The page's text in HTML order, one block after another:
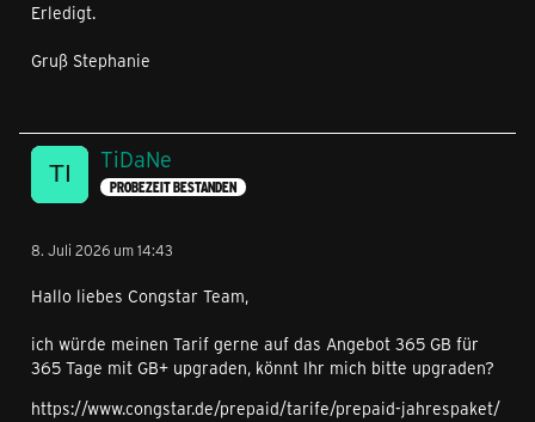
Erledigt.
Gruß Stephanie
TiDaNe
PROBEZEIT BESTANDEN
8. Juli 2026 um 14:43
Hallo liebes Congstar Team,
ich würde meinen Tarif gerne auf das Angebot 365 GB für
365 Tage mit GB+ upgraden, könnt Ihr mich bitte upgraden?
https://www.congstar.de/prepaid/tarife/prepaid-jahrespaket/